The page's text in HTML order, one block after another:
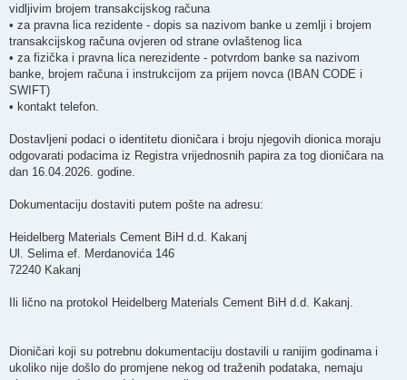
vidljivim brojem transakcijskog računa
• za pravna lica rezidente - dopis sa nazivom banke u zemlji i brojem
transakcijskog računa ovjeren od strane ovlaštenog lica
• za fizička i pravna lica nerezidente - potvrdom banke sa nazivom
banke, brojem računa i instrukcijom za prijem novca (IBAN CODE i
SWIFT)
• kontakt telefon.
Dostavljeni podaci o identitetu dioničara i broju njegovih dionica moraju
odgovarati podacima iz Registra vrijednosnih papira za tog dioničara na
dan 16.04.2026. godine.
Dokumentaciju dostaviti putem pošte na adresu:
Heidelberg Materials Cement BiH d.d. Kakanj
Ul. Selima ef. Merdanovića 146
72240 Kakanj
Ili lično na protokol Heidelberg Materials Cement BiH d.d. Kakanj.
Dioničari koji su potrebnu dokumentaciju dostavili u ranijim godinama i
ukoliko nije došlo do promjene nekog od traženih podataka, nemaju